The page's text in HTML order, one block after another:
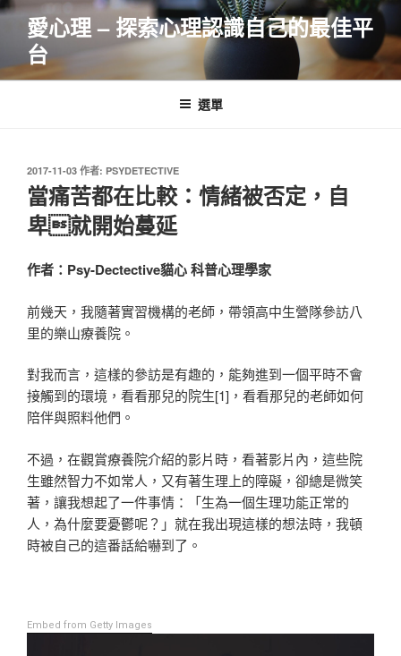
跳
要
愛心理 – 探索心理認識自己的最佳平
台
選單
發
佈
於
2017-11-03 作者: PSYDETECTIVE
當痛苦都在比較：情緒被否定，自
卑就開始蔓延
作者：Psy-Dectective貓心 科普心理學家
前幾天，我隨著實習機構的老師，帶領高中生營隊參訪八
里的樂山療養院。
對我而言，這樣的參訪是有趣的，能夠進到一個平時不會
接觸到的環境，看看那兒的院生[1]，看看那兒的老師如何
陪伴與照料他們。
不過，在觀賞療養院介紹的影片時，看著影片內，這些院
生雖然智力不如常人，又有著生理上的障礙，卻總是微笑
著，讓我想起了一件事情：「生為一個生理功能正常的
人，為什麼要憂鬱呢？」就在我出現這樣的想法時，我頓
時被自己的這番話給嚇到了。
Embed from Getty Images